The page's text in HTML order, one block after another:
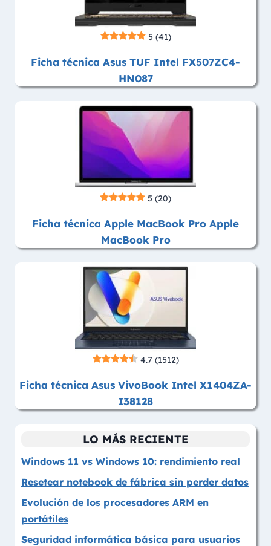
5 (41)
Ficha técnica Asus TUF Intel FX507ZC4-
HN087
5 (20)
Ficha técnica Apple MacBook Pro Apple
MacBook Pro
4.7 (1512)
Ficha técnica Asus VivoBook Intel X1404ZA-
I38128
LO MÁS RECIENTE
Windows 11 vs Windows 10: rendimiento real
Resetear notebook de fábrica sin perder datos
Evolución de los procesadores ARM en
portátiles
Seguridad informática básica para usuarios